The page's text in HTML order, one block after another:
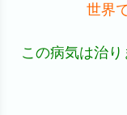
世界
この病気は治